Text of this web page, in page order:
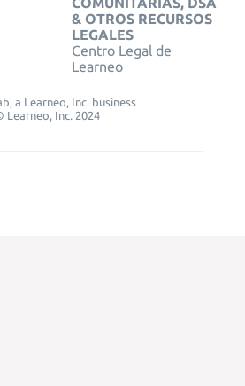
& OTROS RECURSOS
LEGALES
Centro Legal de
Learneo
a Learneo, Inc. business
Learneo, Inc. 2024